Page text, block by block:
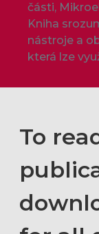
části,
Kniha
nástroje a
která lze
To